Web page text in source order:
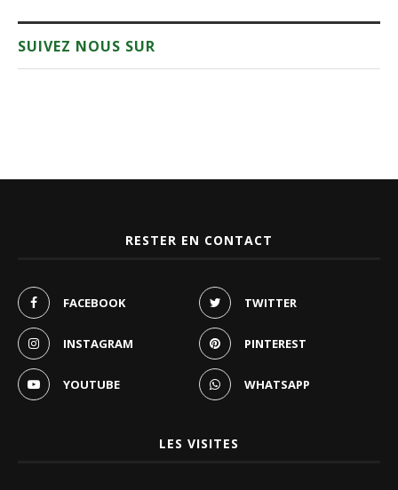
SUIVEZ NOUS SUR
RESTER EN CONTACT
FACEBOOK TWITTER
INSTAGRAM PINTEREST
YOUTUBE WHATSAPP
LES VISITES